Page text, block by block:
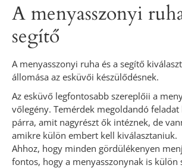
A menyasszonyi
segítő
A menyasszonyi ruha és a segítő
állomása az esküvői készülődésnek.
Az esküvő legfontosabb szereplőii a
vőlegény. Temérdek megoldandó
párra, amit nagyrészt ők intéznek, de
amikre külön embert kell kiválasztaniuk.
Ahhoz, hogy minden gördülékenyen
fontos, hogy a menyasszonynak is külön